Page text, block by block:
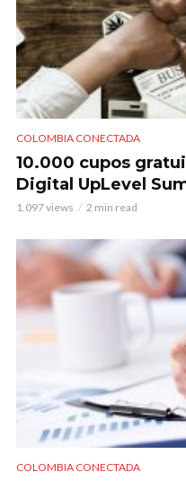
COLOMBIA CONECTADA
10.000 cupos
Digital UpLevel
1.097 views 2 min read
COLOMBIA CONECTADA